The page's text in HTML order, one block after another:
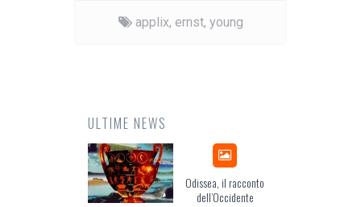
applix, ernst, young
ULTIME NEWS
Odissea, il racconto
dell’Occidente